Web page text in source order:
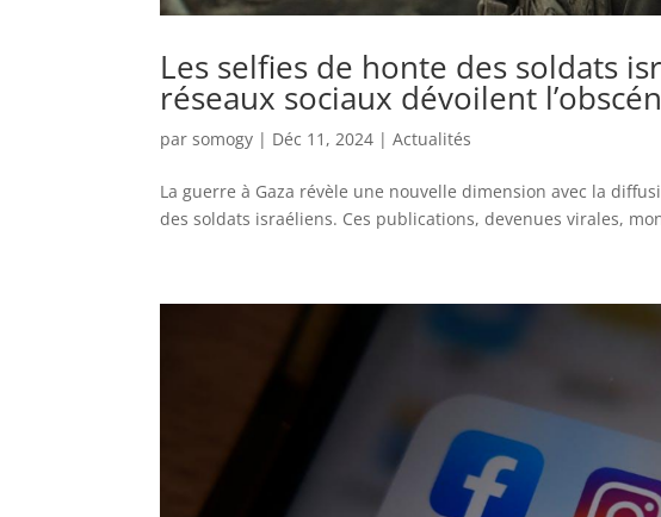
Les selfies de honte des soldats
réseaux sociaux dévoilent
parsomogy | Déc 11, 2024 |Actualités
La guerre à Gaza révèle une nouvelle dimension avec la
des soldats israéliens. Ces publications, devenues virales,